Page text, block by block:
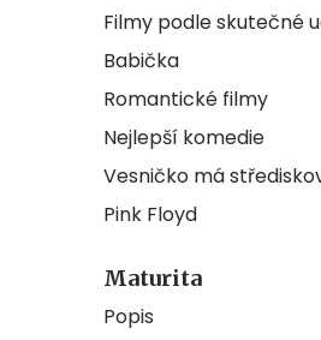
Filmy podle skutečné
Babička
Romantické filmy
Nejlepší komedie
Vesničko má
Pink Floyd
Maturita
Popis